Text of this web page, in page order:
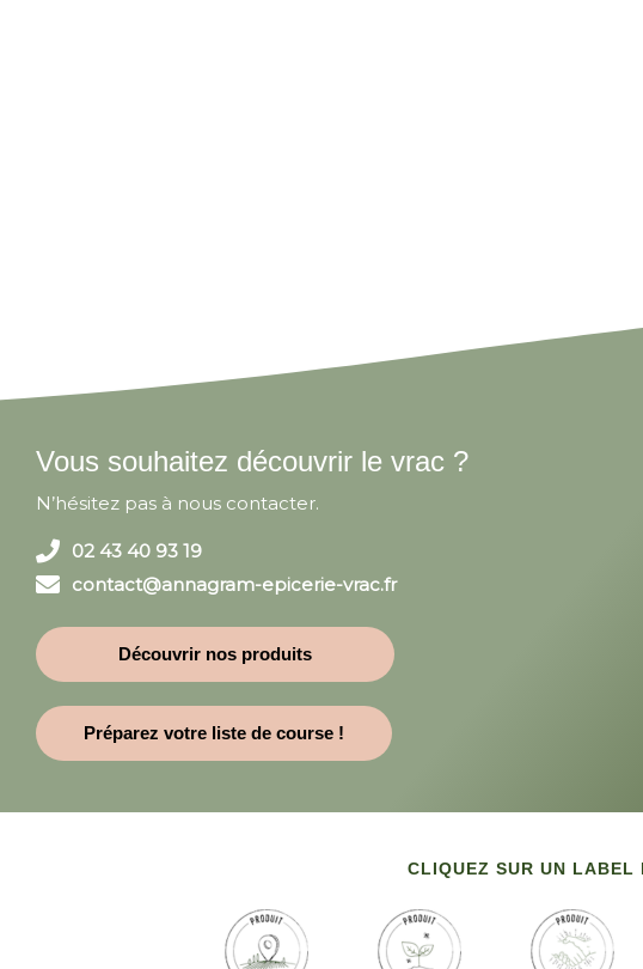
Vous souhaitez découvrir le vrac ?
N’hésitez pas à nous contacter.
02 43 40 93 19
contact@annagram-epicerie-vrac.fr
Découvrir nos produits
Préparez votre liste de course !
CLIQUEZ SUR UN LABEL